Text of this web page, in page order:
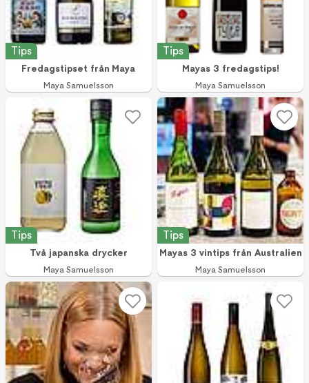
Tips
Fredagstipset från Maya
Maya Samuelsson
Tips
Mayas 3 fredagstips!
Maya Samuelsson
Tips
Två japanska drycker
Maya Samuelsson
Tips
Mayas 3 vintips från Australien
Maya Samuelsson